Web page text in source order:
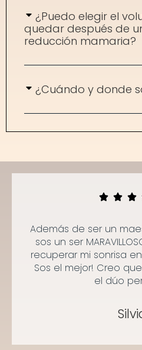
¿Puedo elegir el
quedar después de
reducción mamaria?
¿Cuándo y donde
Además de ser un
sos un ser
recuperar mi sonrisa
Sos el mejor! Creo
el dúo